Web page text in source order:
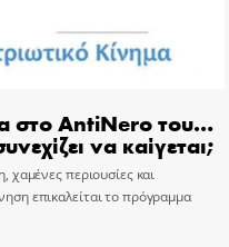
στο AntiNero του…
να καίγεται;
χαμένες περιουσίες και
επικαλείται το πρόγραμμα